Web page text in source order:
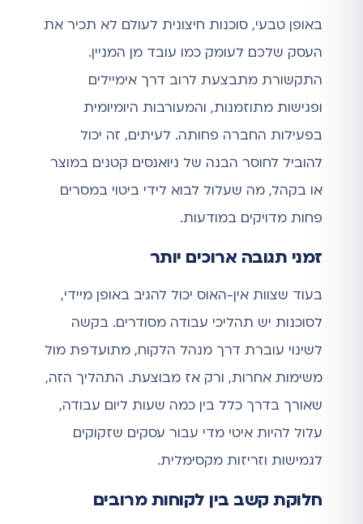
באופן טבעי, סוכנות חיצונית לעולם לא תכיר את
העסק שלכם לעומק כמו עובד מן המניין.
התקשורת מתבצעת לרוב דרך אימיילים
ופגישות מתוזמנות, והמעורבות היומיומית
בפעילות החברה פחותה. לעיתים, זה יכול
להוביל לחוסר הבנה של ניואנסים קטנים במוצר
או בקהל, מה שעלול לבוא לידי ביטוי במסרים
פחות מדויקים במודעות.
זמני תגובה ארוכים יותר
בעוד שצוות אין-האוס יכול להגיב באופן מיידי,
לסוכנות יש תהליכי עבודה מסודרים. בקשה
לשינוי עוברת דרך מנהל הלקוח, מתועדפת מול
משימות אחרות, ורק אז מבוצעת. התהליך הזה,
שאורך בדרך כלל בין כמה שעות ליום עבודה,
עלול להיות איטי מדי עבור עסקים שזקוקים
לגמישות וזריזות מקסימלית.
חלוקת קשב בין לקוחות מרובים